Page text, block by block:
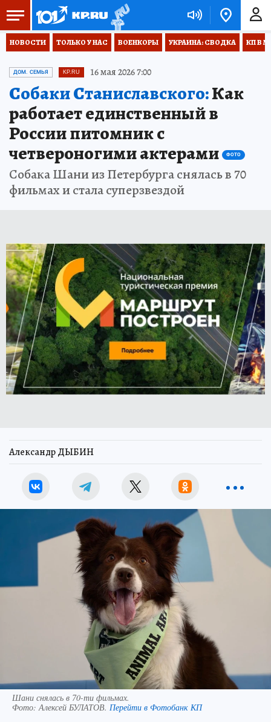
НОВОСТИ ТОЛЬКО У НАС ВОЕНКОРЫ УКРАИНА: СВОДКА КП В
ДОМ. СЕМЬЯ KP.RU 16 мая 2026 7:00
Собаки Станиславского:Как
работает единственный в
России питомник с
четвероногими актерами
ФОТО
Собака Шани из Петербурга снялась в 70
фильмах и стала суперзвездой
Александр ДЫБИН
Шани снялась в 70-ти фильмах.
Фото: Алексей БУЛАТОВ. Перейти в Фотобанк КП